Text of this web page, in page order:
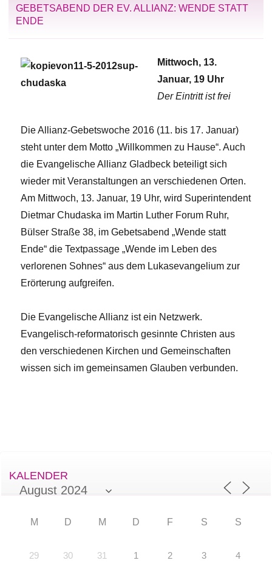
GEBETSABEND DER EV. ALLIANZ: WENDE STATT
ENDE
Mittwoch, 13.
Januar, 19 Uhr
Der Eintritt ist frei
Die Allianz-Gebetswoche 2016 (11. bis 17. Januar)
steht unter dem Motto „Willkommen zu Hause“. Auch
die Evangelische Allianz Gladbeck beteiligt sich
wieder mit Veranstaltungen an verschiedenen Orten.
Am Mittwoch, 13. Januar, 19 Uhr, wird Superintendent
Dietmar Chudaska im Martin Luther Forum Ruhr,
Bülser Straße 38, im Gebetsabend „Wende statt
Ende“ die Textpassage „Wende im Leben des
verlorenen Sohnes“ aus dem Lukasevangelium zur
Erörterung aufgreifen.
Die Evangelische Allianz ist ein Netzwerk.
Evangelisch-reformatorisch gesinnte Christen aus
den verschiedenen Kirchen und Gemeinschaften
wissen sich im gemeinsamen Glauben verbunden.
KALENDER
M D M D F S S
29 30 31 1 2 3 4